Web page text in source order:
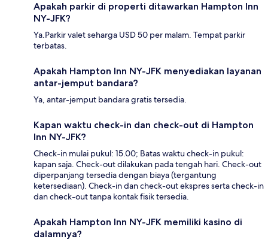
Apakah parkir di properti ditawarkan Hampton Inn
NY-JFK?
Ya.Parkir valet seharga USD 50 per malam. Tempat parkir
terbatas.
Apakah Hampton Inn NY-JFK menyediakan layanan
antar-jemput bandara?
Ya, antar-jemput bandara gratis tersedia.
Kapan waktu check-in dan check-out di Hampton
Inn NY-JFK?
Check-in mulai pukul: 15.00; Batas waktu check-in pukul:
kapan saja. Check-out dilakukan pada tengah hari. Check-out
diperpanjang tersedia dengan biaya (tergantung
ketersediaan). Check-in dan check-out ekspres serta check-in
dan check-out tanpa kontak fisik tersedia.
Apakah Hampton Inn NY-JFK memiliki kasino di
dalamnya?